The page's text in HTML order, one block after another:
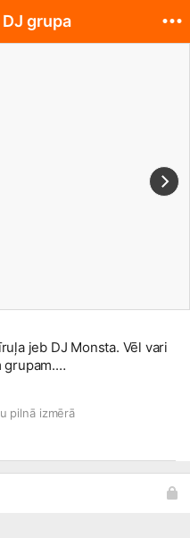
jeb DJ Monsta. Vēl vari
grupam.
pilnā izmērā
grupa